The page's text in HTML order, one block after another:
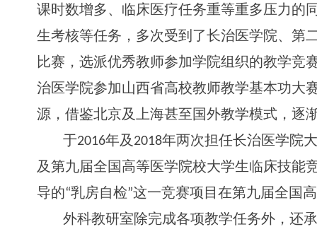
课时数增多、临床医疗任务重等重多压力的
生考核等任务，多次受到了长治医学院、第
比赛，选派优秀教师参加学院组织的教学竞
治医学院参加山西省高校教师教学基本功大
源，借鉴北京及上海甚至国外教学模式，逐
于2016年及2018年两次担任长治医学院
及第九届全国高等医学院校大学生临床技能
导的 “乳房自 检”这一竞赛项目在第九届全国
外科教研室除完成各项教学任务外，还